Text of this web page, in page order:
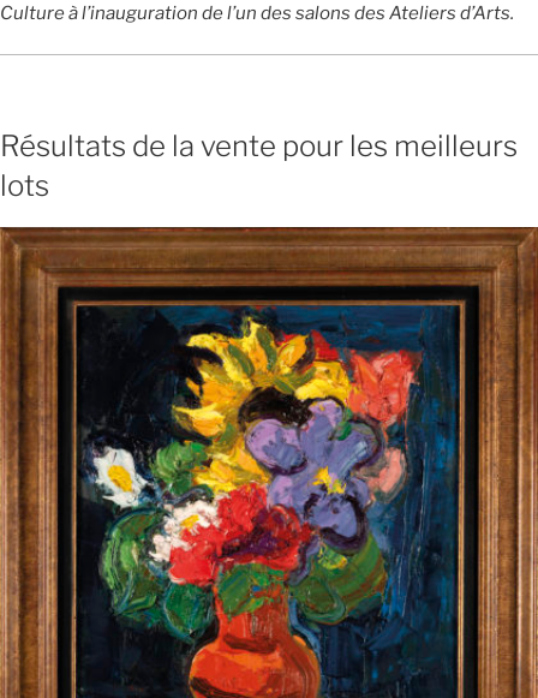
Culture à l’inauguration de l’un des salons des Ateliers d’Arts.
Résultats de la vente pour les meilleurs
lots